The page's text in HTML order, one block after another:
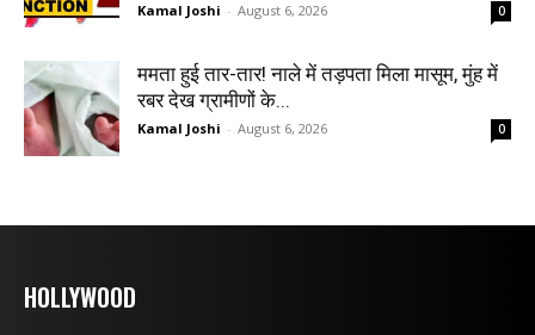
Kamal Joshi - August 6, 2026 0
ममता हुई तार-तार! नाले में तड़पता मिला मासूम, मुंह में
रबर देख ग्रामीणों के...
Kamal Joshi - August 6, 2026 0
HOLLYWOOD